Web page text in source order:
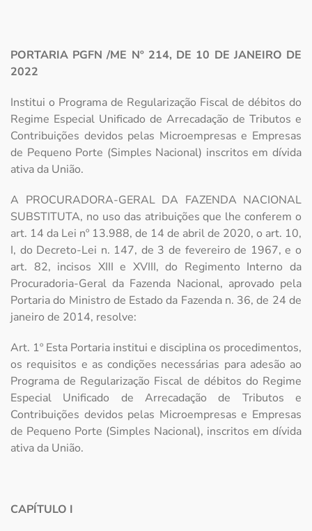
PORTARIA PGFN /ME Nº 214, DE 10 DE JANEIRO DE
2022
Institui o Programa de Regularização Fiscal de débitos do
Regime Especial Unificado de Arrecadação de Tributos e
Contribuições devidos pelas Microempresas e Empresas
de Pequeno Porte (Simples Nacional) inscritos em dívida
ativa da União.
A PROCURADORA-GERAL DA FAZENDA NACIONAL
SUBSTITUTA, no uso das atribuições que lhe conferem o
art. 14 da Lei nº 13.988, de 14 de abril de 2020, o art. 10,
I, do Decreto-Lei n. 147, de 3 de fevereiro de 1967, e o
art. 82, incisos XIII e XVIII, do Regimento Interno da
Procuradoria-Geral da Fazenda Nacional, aprovado pela
Portaria do Ministro de Estado da Fazenda n. 36, de 24 de
janeiro de 2014, resolve:
Art. 1º Esta Portaria institui e disciplina os procedimentos,
os requisitos e as condições necessárias para adesão ao
Programa de Regularização Fiscal de débitos do Regime
Especial Unificado de Arrecadação de Tributos e
Contribuições devidos pelas Microempresas e Empresas
de Pequeno Porte (Simples Nacional), inscritos em dívida
ativa da União.
CAPÍTULO I